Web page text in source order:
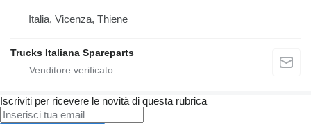
Italia, Vicenza, Thiene
Trucks Italiana Spareparts
Iscriviti per ricevere le novità di questa rubrica